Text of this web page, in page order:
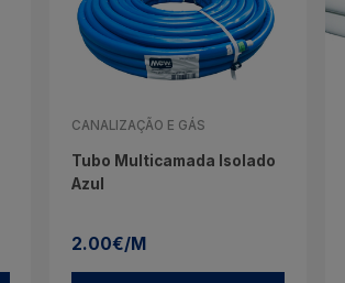
CANALIZAÇÃO E GÁS
Tubo Multicamada Isolado
Azul
2.00€/M